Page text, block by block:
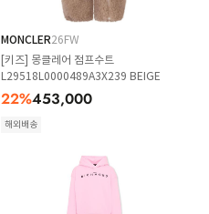
MONCLER26FW
[키즈] 몽클레어 점프수트
L29518L0000489A3X239 BEIGE
22%453,000
해외배송